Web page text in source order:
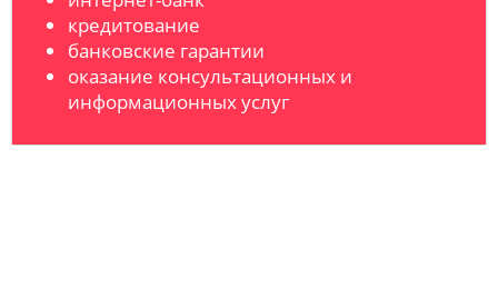
кредитование
банковские гарантии
оказание консультационных и
информационных услуг